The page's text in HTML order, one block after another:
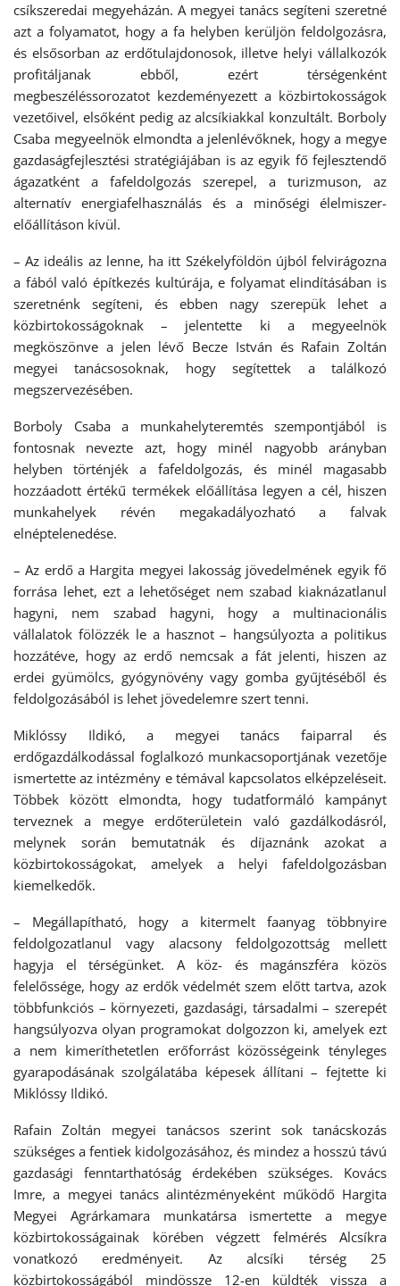
csíkszeredai megyeházán. A megyei tanács segíteni szeretné
azt a folyamatot, hogy a fa helyben kerüljön feldolgozásra,
és elsősorban az erdőtulajdonosok, illetve helyi vállalkozók
profitáljanak ebből, ezért térségenként
megbeszéléssorozatot kezdeményezett a közbirtokosságok
vezetőivel, elsőként pedig az alcsíkiakkal konzultált. Borboly
Csaba megyeelnök elmondta a jelenlévőknek, hogy a megye
gazdaságfejlesztési stratégiájában is az egyik fő fejlesztendő
ágazatként a fafeldolgozás szerepel, a turizmuson, az
alternatív energiafelhasználás és a minőségi élelmiszer-
előállításon kívül.
– Az ideális az lenne, ha itt Székelyföldön újból felvirágozna
a fából való építkezés kultúrája, e folyamat elindításában is
szeretnénk segíteni, és ebben nagy szerepük lehet a
közbirtokosságoknak – jelentette ki a megyeelnök
megköszönve a jelen lévő Becze István és Rafain Zoltán
megyei tanácsosoknak, hogy segítettek a találkozó
megszervezésében.
Borboly Csaba a munkahelyteremtés szempontjából is
fontosnak nevezte azt, hogy minél nagyobb arányban
helyben történjék a fafeldolgozás, és minél magasabb
hozzáadott értékű termékek előállítása legyen a cél, hiszen
munkahelyek révén megakadályozható a falvak
elnéptelenedése.
– Az erdő a Hargita megyei lakosság jövedelmének egyik fő
forrása lehet, ezt a lehetőséget nem szabad kiaknázatlanul
hagyni, nem szabad hagyni, hogy a multinacionális
vállalatok fölözzék le a hasznot – hangsúlyozta a politikus
hozzátéve, hogy az erdő nemcsak a fát jelenti, hiszen az
erdei gyümölcs, gyógynövény vagy gomba gyűjtéséből és
feldolgozásából is lehet jövedelemre szert tenni.
Miklóssy Ildikó, a megyei tanács faiparral és
erdőgazdálkodással foglalkozó munkacsoportjának vezetője
ismertette az intézmény e témával kapcsolatos elképzeléseit.
Többek között elmondta, hogy tudatformáló kampányt
terveznek a megye erdőterületein való gazdálkodásról,
melynek során bemutatnák és díjaznánk azokat a
közbirtokosságokat, amelyek a helyi fafeldolgozásban
kiemelkedők.
– Megállapítható, hogy a kitermelt faanyag többnyire
feldolgozatlanul vagy alacsony feldolgozottság mellett
hagyja el térségünket. A köz- és magánszféra közös
felelőssége, hogy az erdők védelmét szem előtt tartva, azok
többfunkciós – környezeti, gazdasági, társadalmi – szerepét
hangsúlyozva olyan programokat dolgozzon ki, amelyek ezt
a nem kimeríthetetlen erőforrást közösségeink tényleges
gyarapodásának szolgálatába képesek állítani – fejtette ki
Miklóssy Ildikó.
Rafain Zoltán megyei tanácsos szerint sok tanácskozás
szükséges a fentiek kidolgozásához, és mindez a hosszú távú
gazdasági fenntarthatóság érdekében szükséges. Kovács
Imre, a megyei tanács alintézményeként működő Hargita
Megyei Agrárkamara munkatársa ismertette a megye
közbirtokosságainak körében végzett felmérés Alcsíkra
vonatkozó eredményeit. Az alcsíki térség 25
közbirtokosságából mindössze 12-en küldték vissza a